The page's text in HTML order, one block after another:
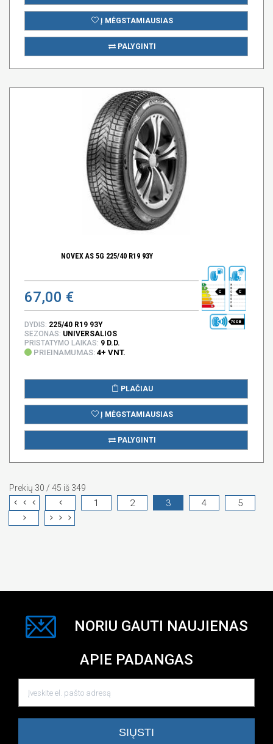
Į MĖGSTAMIAUSIAS
PALYGINTI
NOVEX AS 5G 225/40 R19 93Y
67,00 € C C
70 DB
DYDIS: 225/40 R19 93Y
SEZONAS: UNIVERSALIOS
PRISTATYMO LAIKAS: 9 D.D.
PRIEINAMUMAS: 4+ VNT.
PLAČIAU
Į MĖGSTAMIAUSIAS
PALYGINTI
Prekių 30 / 45 iš 349
1 2 3 4 5
NORIU GAUTI NAUJIENAS
APIE PADANGAS